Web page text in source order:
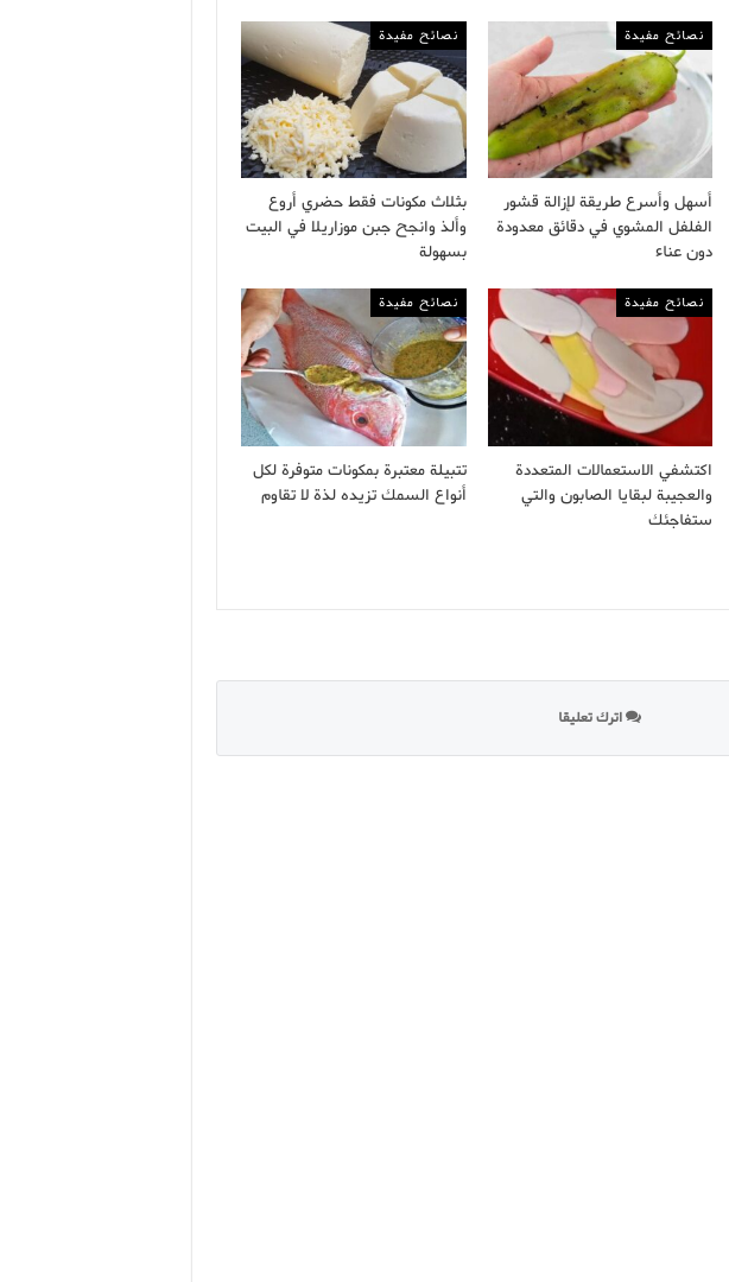
نصائح مفيدة
أسهل وأسرع طريقة لإزالة قشور
الفلفل المشوي في دقائق معدودة
دون عناء
نصائح مفيدة
بثلاث مكونات فقط حضري أروع
وألذ وانجح جبن موزاريلا في البيت
بسهولة
نصائح مفيدة
اكتشفي الاستعمالات المتعددة
والعجيبة لبقايا الصابون والتي
ستفاجئك
نصائح مفيدة
تتبيلة معتبرة بمكونات متوفرة لكل
أنواع السمك تزيده لذة لا تقاوم
اترك تعليقا